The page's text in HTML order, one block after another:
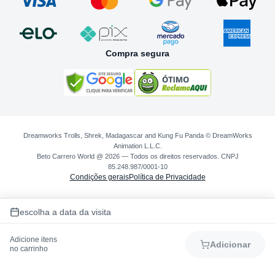
Compra segura
Dreamworks Trolls, Shrek, Madagascar and Kung Fu Panda © DreamWorks
Animation L.L.C.
Beto Carrero World @ 2026 — Todos os direitos reservados. CNPJ
85.248.987/0001-10
Condições geraisPolítica de Privacidade
escolha a data da visita
Adicione itens
no carrinho
Adicionar